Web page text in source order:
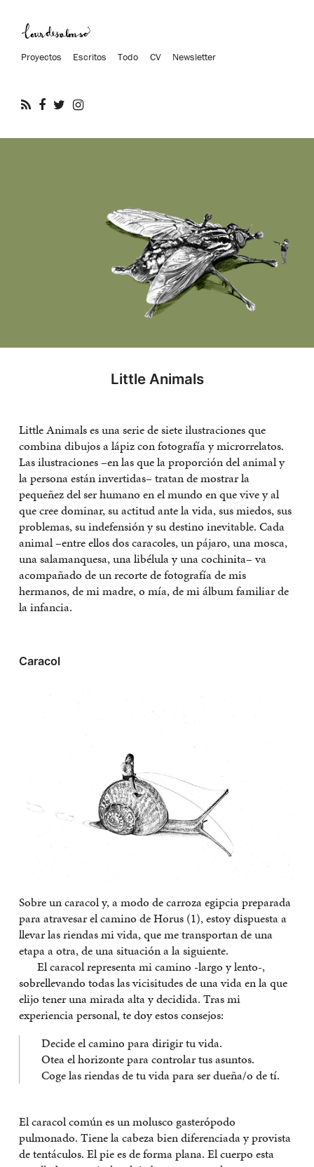
Proyectos Escritos Todo CV Newsletter
Little Animals
Little Animals es una serie de siete ilustraciones que
combina dibujos a lápiz con fotografía y microrrelatos.
Las ilustraciones –en las que la proporción del animal y
la persona están invertidas– tratan de mostrar la
pequeñez del ser humano en el mundo en que vive y al
que cree dominar, su actitud ante la vida, sus miedos, sus
problemas, su indefensión y su destino inevitable. Cada
animal –entre ellos dos caracoles, un pájaro, una mosca,
una salamanquesa, una libélula y una cochinita– va
acompañado de un recorte de fotografía de mis
hermanos, de mi madre, o mía, de mi álbum familiar de
la infancia.
Caracol
Sobre un caracol y, a modo de carroza egipcia preparada
para atravesar el camino de Horus (1), estoy dispuesta a
llevar las riendas mi vida, que me transportan de una
etapa a otra, de una situación a la siguiente.
El caracol representa mi camino -largo y lento-,
sobrellevando todas las vicisitudes de una vida en la que
elijo tener una mirada alta y decidida. Tras mi
experiencia personal, te doy estos consejos:
Decide el camino para dirigir tu vida.
Otea el horizonte para controlar tus asuntos.
Coge las riendas de tu vida para ser dueña/o de tí.
El caracol común es un molusco gasterópodo
pulmonado. Tiene la cabeza bien diferenciada y provista
de tentáculos. El pie es de forma plana. El cuerpo esta